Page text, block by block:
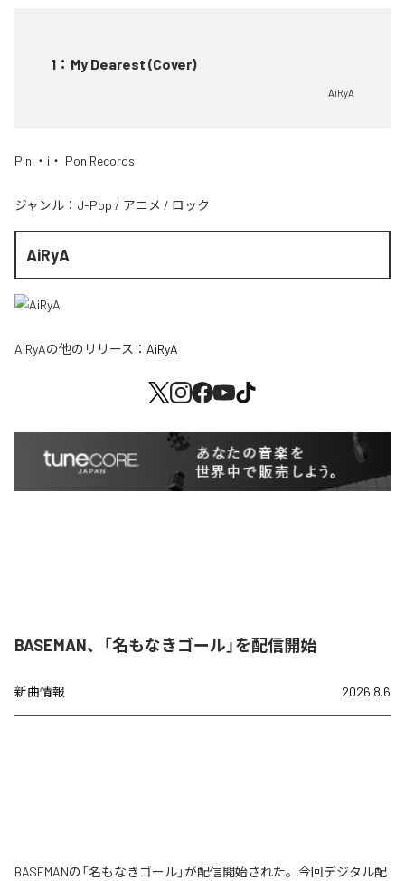
1 ： My Dearest (Cover)
AiRyA
Pin ・i・ Pon Records
ジャンル： J-Pop / アニメ / ロック
AiRyA
AiRyAの他のリリース： AiRyA
BASEMAN、「名もなきゴール」を配信開始
新曲情報 2026.8.6
BASEMANの「名もなきゴール」が配信開始された。今回デジタル配